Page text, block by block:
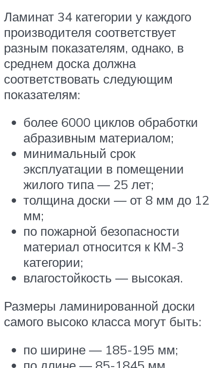
Ламинат 34 категории у каждого
производителя соответствует
разным показателям, однако, в
среднем доска должна
соответствовать следующим
показателям:
более 6000 циклов обработки
абразивным материалом;
минимальный срок
эксплуатации в помещении
жилого типа — 25 лет;
толщина доски — от 8 мм до 12
мм;
по пожарной безопасности
материал относится к КМ-3
категории;
влагостойкость — высокая.
Размеры ламинированной доски
самого высоко класса могут быть:
по ширине — 185-195 мм;